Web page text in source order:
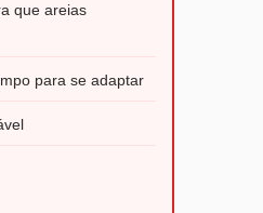
que areias
para se adaptar